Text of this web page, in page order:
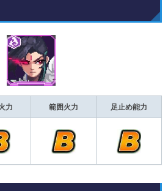
力 範囲火力 足止め能力